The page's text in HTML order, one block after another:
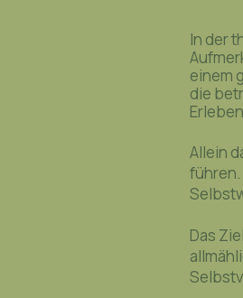
In der
einem
die
Allein
führen.
Das